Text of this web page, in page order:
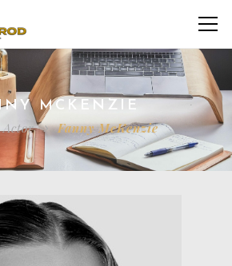
MCKENZIE
Actor Fanny McKenzie